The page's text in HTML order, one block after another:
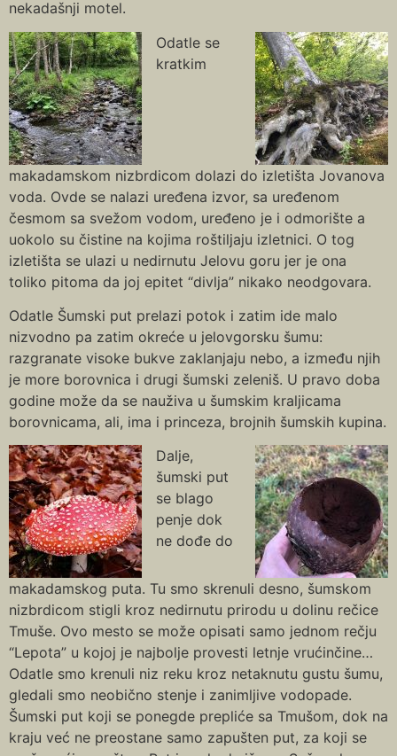
nekadašnji motel.
Odatle se
kratkim
makadamskom nizbrdicom dolazi do izletišta Jovanova
voda. Ovde se nalazi uređena izvor, sa uređenom
česmom sa svežom vodom, uređeno je i odmorište a
uokolo su čistine na kojima roštiljaju izletnici. O tog
izletišta se ulazi u nedirnutu Jelovu goru jer je ona
toliko pitoma da joj epitet “divlja” nikako neodgovara.
Odatle Šumski put prelazi potok i zatim ide malo
nizvodno pa zatim okreće u jelovgorsku šumu:
razgranate visoke bukve zaklanjaju nebo, a između njih
je more borovnica i drugi šumski zeleniš. U pravo doba
godine može da se nauživa u šumskim kraljicama
borovnicama, ali, ima i princeza, brojnih šumskih kupina.
Dalje,
šumski put
se blago
penje dok
ne dođe do
makadamskog puta. Tu smo skrenuli desno, šumskom
nizbrdicom stigli kroz nedirnutu prirodu u dolinu rečice
Tmuše. Ovo mesto se može opisati samo jednom rečju
“Lepota” u kojoj je najbolje provesti letnje vrućinčine…
Odatle smo krenuli niz reku kroz netaknutu gustu šumu,
gledali smo neobično stenje i zanimljive vodopade.
Šumski put koji se ponegde prepliće sa Tmušom, dok na
kraju već ne preostane samo zapušten put, za koji se